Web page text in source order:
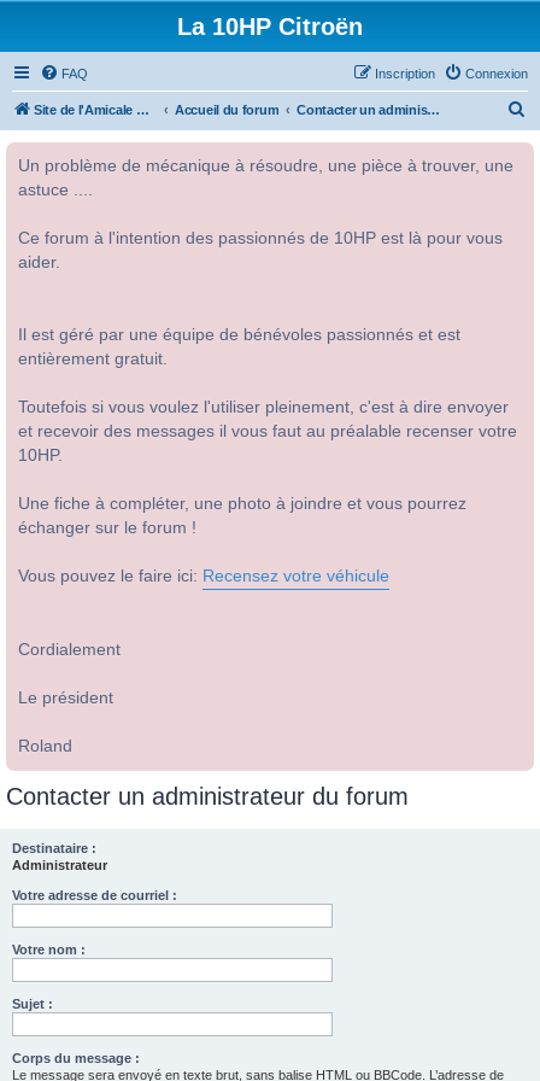
La 10HP Citroën
FAQ Connexion
Inscription
Site de l'Amicale Citroën 10HP Accueil du forum Contacter un administrateur du forum
Un problème de mécanique à résoudre, une pièce à trouver, une
astuce ....
Ce forum à l'intention des passionnés de 10HP est là pour vous
aider.
Il est géré par une équipe de bénévoles passionnés et est
entièrement gratuit.
Toutefois si vous voulez l'utiliser pleinement, c'est à dire envoyer
et recevoir des messages il vous faut au préalable recenser votre
10HP.
Une fiche à compléter, une photo à joindre et vous pourrez
échanger sur le forum !
Vous pouvez le faire ici: Recensez votre véhicule
Cordialement
Le président
Roland
Contacter un administrateur du forum
Destinataire :
Administrateur
Votre adresse de courriel :
Votre nom :
Sujet :
Corps du message :
Le message sera envoyé en texte brut, sans balise HTML ou BBCode. L’adresse de